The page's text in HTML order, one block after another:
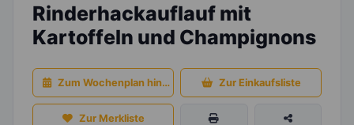
Rinderhackauflauf mit
Kartoffeln und Champignons
Zum Wochenplan hinzufügen Zur Einkaufsliste
Zur Merkliste